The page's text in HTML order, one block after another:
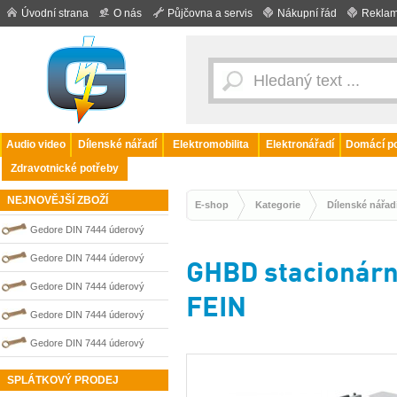
Úvodní strana O nás Půjčovna a servis Nákupní řád
Audio video Dílenské nářadí Elektromobilita Elektronářadí
Domácí
Zdravotnické potřeby
NEJNOVĚJŠÍ ZBOŽÍ
Gedore DIN 7444 úderový
nejiskřivý plochý (palcový) klíč
0100206S
Gedore DIN 7444 úderový
nejiskřivý plochý (palcový) klíč
0100208S
Gedore DIN 7444 úderový
nejiskřivý plochý (palcový) klíč
0100205S
Gedore DIN 7444 úderový
nejiskřivý plochý (palcový) klíč
0100211S
Gedore DIN 7444 úderový
nejiskřivý plochý (palcový) klíč
SPLÁTKOVÝ PRODEJ
E-shop Kategorie Dílenské
GHBD
FEIN